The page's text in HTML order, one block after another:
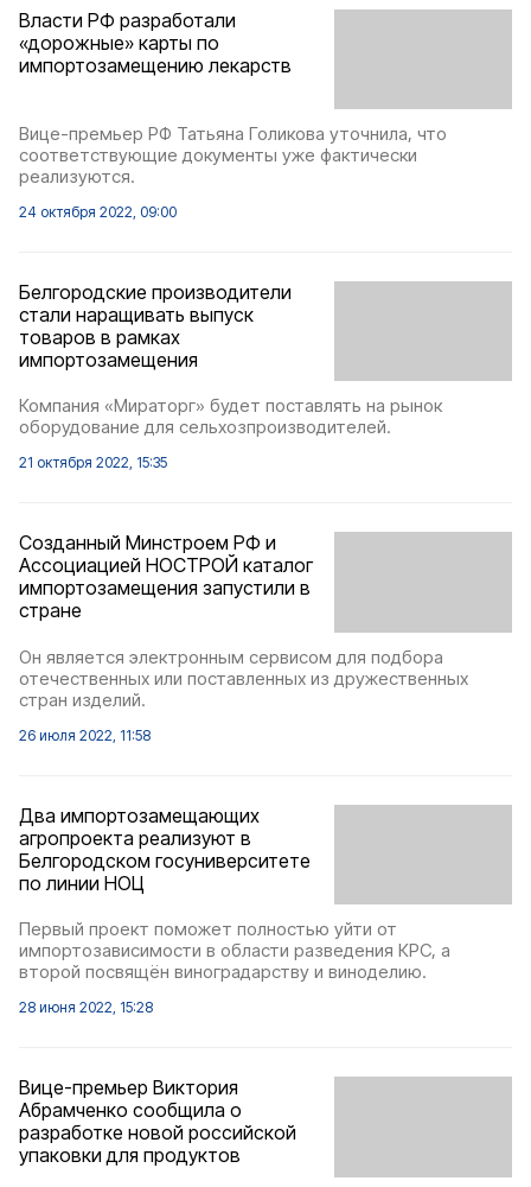
Власти РФ разработали
«дорожные» карты по
импортозамещению лекарств
Вице-премьер РФ Татьяна Голикова уточнила, что
соответствующие документы уже фактически
реализуются.
24 октября 2022, 09:00
Белгородские производители
стали наращивать выпуск
товаров в рамках
импортозамещения
Компания «Мираторг» будет поставлять на рынок
оборудование для сельхозпроизводителей.
21 октября 2022, 15:35
Созданный Минстроем РФ и
Ассоциацией НОСТРОЙ каталог
импортозамещения запустили в
стране
Он является электронным сервисом для подбора
отечественных или поставленных из дружественных
стран изделий.
26 июля 2022, 11:58
Два импортозамещающих
агропроекта реализуют в
Белгородском госуниверситете
по линии НОЦ
Первый проект поможет полностью уйти от
импортозависимости в области разведения КРС, а
второй посвящён виноградарству и виноделию.
28 июня 2022, 15:28
Вице-премьер Виктория
Абрамченко сообщила о
разработке новой российской
упаковки для продуктов